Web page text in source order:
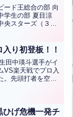
April 2025
ENG CHT
ード王総合の部 向
学生の部 夏目涼
央スターズ（３
輝夢 君 １０...全
り初登板！！
田中瑛斗選手がイ
VS楽天戦でプロ入
。先頭打者を空振
ひげ危機一発チ